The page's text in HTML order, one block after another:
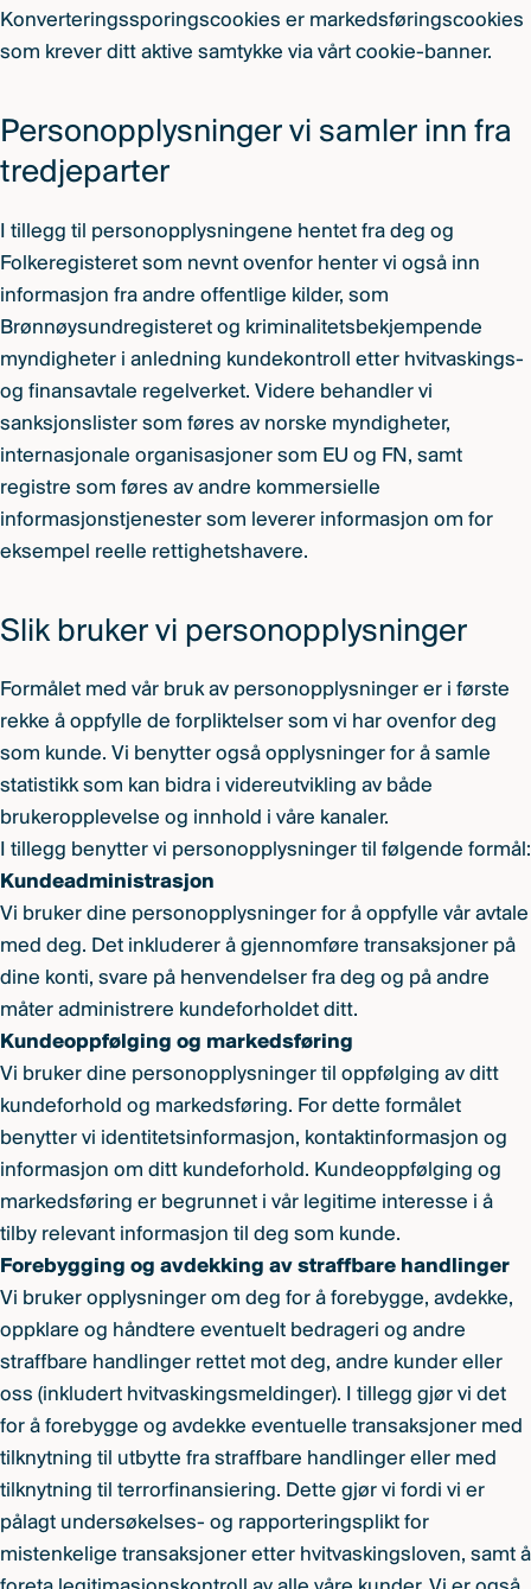
Konverteringssporingscookies er markedsføringscookies
som krever ditt aktive samtykke via vårt cookie-banner.
Personopplysninger vi samler inn fra
tredjeparter
I tillegg til personopplysningene hentet fra deg og
Folkeregisteret som nevnt ovenfor henter vi også inn
informasjon fra andre offentlige kilder, som
Brønnøysundregisteret og kriminalitetsbekjempende
myndigheter i anledning kundekontroll etter hvitvaskings-
og finansavtale regelverket. Videre behandler vi
sanksjonslister som føres av norske myndigheter,
internasjonale organisasjoner som EU og FN, samt
registre som føres av andre kommersielle
informasjonstjenester som leverer informasjon om for
eksempel reelle rettighetshavere.
Slik bruker vi personopplysninger
Formålet med vår bruk av personopplysninger er i første
rekke å oppfylle de forpliktelser som vi har ovenfor deg
som kunde. Vi benytter også opplysninger for å samle
statistikk som kan bidra i videreutvikling av både
brukeropplevelse og innhold i våre kanaler.
I tillegg benytter vi personopplysninger til følgende formål:
Kundeadministrasjon
Vi bruker dine personopplysninger for å oppfylle vår avtale
med deg. Det inkluderer å gjennomføre transaksjoner på
dine konti, svare på henvendelser fra deg og på andre
måter administrere kundeforholdet ditt.
Kundeoppfølging og markedsføring
Vi bruker dine personopplysninger til oppfølging av ditt
kundeforhold og markedsføring. For dette formålet
benytter vi identitetsinformasjon, kontaktinformasjon og
informasjon om ditt kundeforhold. Kundeoppfølging og
markedsføring er begrunnet i vår legitime interesse i å
tilby relevant informasjon til deg som kunde.
Forebygging og avdekking av straffbare handlinger
Vi bruker opplysninger om deg for å forebygge, avdekke,
oppklare og håndtere eventuelt bedrageri og andre
straffbare handlinger rettet mot deg, andre kunder eller
oss (inkludert hvitvaskingsmeldinger). I tillegg gjør vi det
for å forebygge og avdekke eventuelle transaksjoner med
tilknytning til utbytte fra straffbare handlinger eller med
tilknytning til terrorfinansiering. Dette gjør vi fordi vi er
pålagt undersøkelses- og rapporteringsplikt for
mistenkelige transaksjoner etter hvitvaskingsloven, samt å